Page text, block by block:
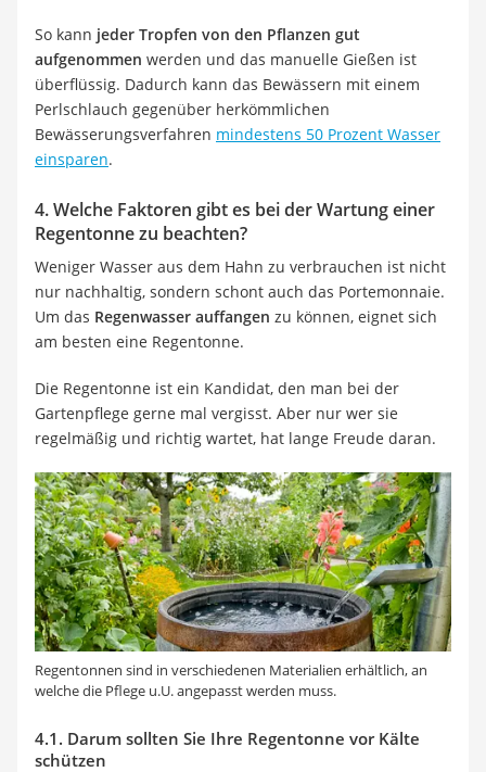
So kann jeder Tropfen von den Pflanzen gut
aufgenommen werden und das manuelle Gießen ist
überflüssig. Dadurch kann das Bewässern mit einem
Perlschlauch gegenüber herkömmlichen
Bewässerungsverfahren mindestens 50 Prozent Wasser
einsparen.
4. Welche Faktoren gibt es bei der Wartung einer
Regentonne zu beachten?
Weniger Wasser aus dem Hahn zu verbrauchen ist nicht
nur nachhaltig, sondern schont auch das Portemonnaie.
Um das Regenwasser auffangen zu können, eignet sich
am besten eine Regentonne.
Die Regentonne ist ein Kandidat, den man bei der
Gartenpflege gerne mal vergisst. Aber nur wer sie
regelmäßig und richtig wartet, hat lange Freude daran.
Regentonnen sind in verschiedenen Materialien erhältlich, an
welche die Pflege u.U. angepasst werden muss.
4.1. Darum sollten Sie Ihre Regentonne vor Kälte
schützen